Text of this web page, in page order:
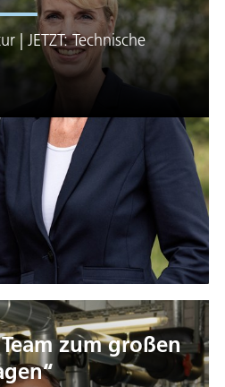
| JETZT: Technische
zum großen